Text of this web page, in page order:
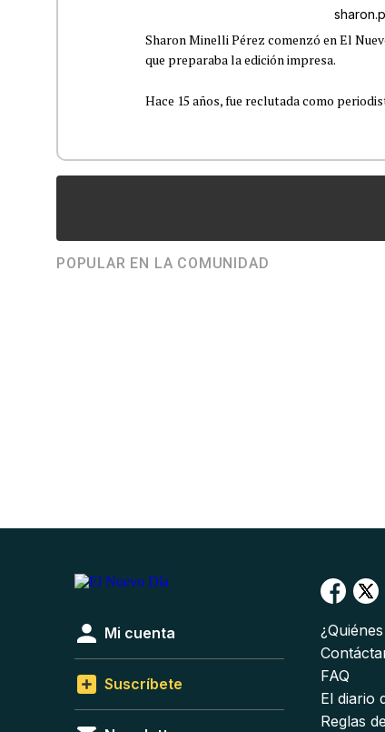
Sharon Minelli Pérez comenzó en El
que preparaba la edición impresa.
Hace 15 años, fue reclutada como
POPULAR EN LA COMUNIDAD
Mi cuenta
Suscríbete
FAQ
El diario
Reglas